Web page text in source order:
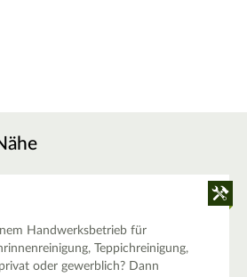
Handwerksbetrieb für
Teppichreinigung,
oder gewerblich? Dann